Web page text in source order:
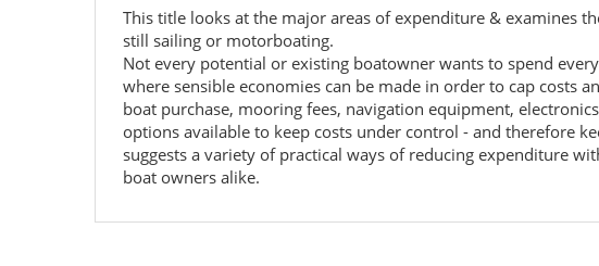
This title looks at the major areas of expenditure & examines
still sailing or motorboating.
Not every potential or existing boatowner wants to spend
where sensible economies can be made in order to cap costs
boat purchase, mooring fees, navigation equipment,
options available to keep costs under control - and therefore
suggests a variety of practical ways of reducing expenditure
boat owners alike.